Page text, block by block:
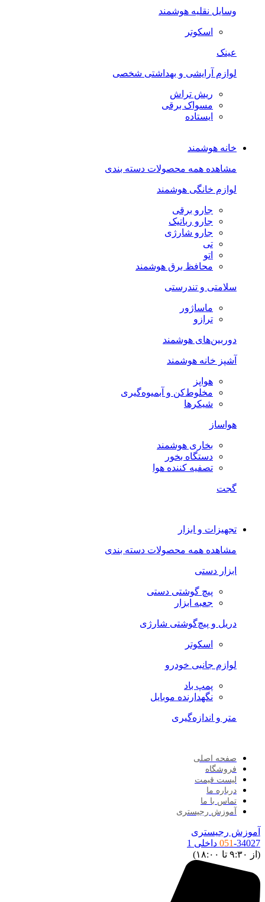
وسایل نقلیه هوشمند
اسکوتر
عینک
لوازم آرایشی و بهداشتی شخصی
ریش تراش
مسواک برقی
ایستاده
خانه هوشمند
مشاهده همه محصولات دسته بندی
لوازم خانگی هوشمند
جارو برقی
جارو رباتیک
جارو شارژی
تی
اتو
محافظ برق هوشمند
سلامتی و تندرستی
ماساژور
ترازو
دوربین‌های هوشمند
آشپز خانه هوشمند
هواپز
مخلوط‌کن و آبمیوه‌گیری
شیکرها
هواساز
بخاری هوشمند
دستگاه بخور
تصفیه کننده هوا
گجت
تجهیزات و ابزار
مشاهده همه محصولات دسته بندی
ابزار دستی
پیچ گوشتی دستی
جعبه ابزار
دریل و پیچ‌گوشتی شارژی
اسکوتر
لوازم جانبی خودرو
پمپ باد
نگهدارنده موبایل
متر و اندازه‌گیری
صفحه اصلی
فروشگاه
لیست قیمت
درباره ما
تماس با ما
آموزش رجیستری
رجیستری
051داخلی 1
تا ۱۸:۰۰)